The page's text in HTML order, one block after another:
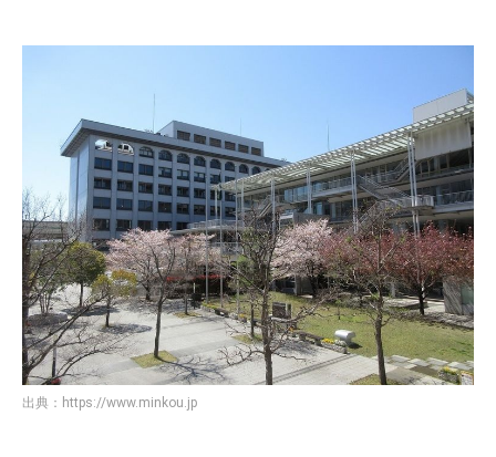
出典： https://www.minkou.jp